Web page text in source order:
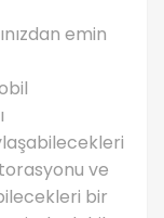
emin
ve
bir